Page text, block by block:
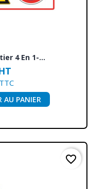
4 En 1-...
AU PANIER
favorite_border